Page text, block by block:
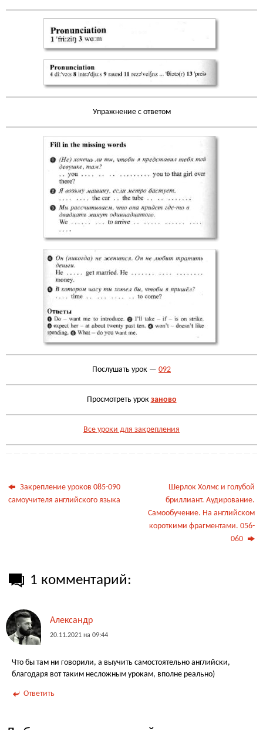
Упражнение с ответом
Послушать урок — 092
Просмотреть урок заново
Все уроки для закрепления
Закрепление уроков 085-090
самоучителя английского языка
Шерлок Холмс и голубой
бриллиант. Аудирование.
Самообучение. На английском
короткими фрагментами. 056-
060
1 комментарий:
Александр
20.11.2021 на 09:44
Что бы там ни говорили, а выучить самостоятельно английски,
благодаря вот таким несложным урокам, вполне реально)
Ответить